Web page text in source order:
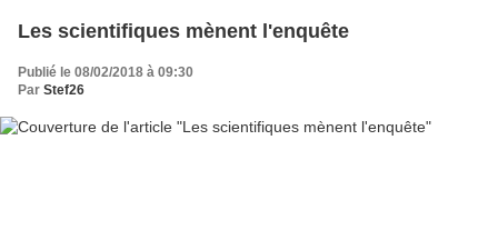
Les scientifiques mènent l'enquête
Publié le 08/02/2018 à 09:30
Par Stef26